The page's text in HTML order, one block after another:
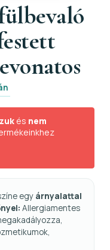
és nem
egy árnyalattal
Allergiamentes